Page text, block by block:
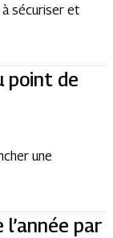
sécuriser et
point de
une
par